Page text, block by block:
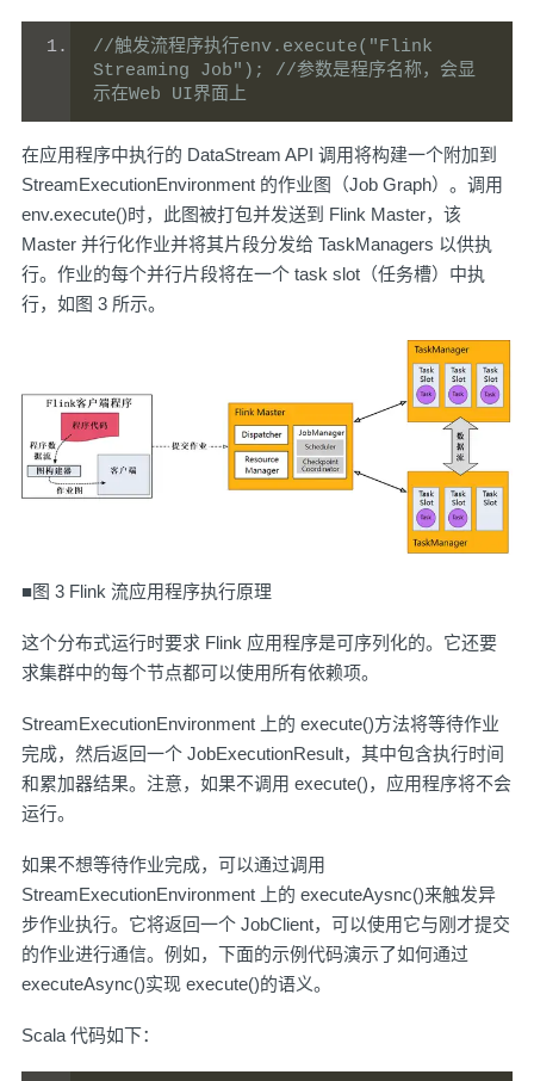
//触发流程序执行env.execute("Flink
Streaming Job"); //参数是程序名称，会显
示在Web UI界面上
在应用程序中执行的 DataStream API 调用将构建一个附加到
StreamExecutionEnvironment 的作业图（Job Graph）。调用
env.execute()时，此图被打包并发送到 Flink Master，该
Master 并行化作业并将其片段分发给 TaskManagers 以供执
行。作业的每个并行片段将在一个 task slot（任务槽）中执
行，如图 3 所示。
■图 3 Flink 流应用程序执行原理
这个分布式运行时要求 Flink 应用程序是可序列化的。它还要
求集群中的每个节点都可以使用所有依赖项。
StreamExecutionEnvironment 上的 execute()方法将等待作业
完成，然后返回一个 JobExecutionResult，其中包含执行时间
和累加器结果。注意，如果不调用 execute()，应用程序将不会
运行。
如果不想等待作业完成，可以通过调用
StreamExecutionEnvironment 上的 executeAysnc()来触发异
步作业执行。它将返回一个 JobClient，可以使用它与刚才提交
的作业进行通信。例如，下面的示例代码演示了如何通过
executeAsync()实现 execute()的语义。
Scala 代码如下：